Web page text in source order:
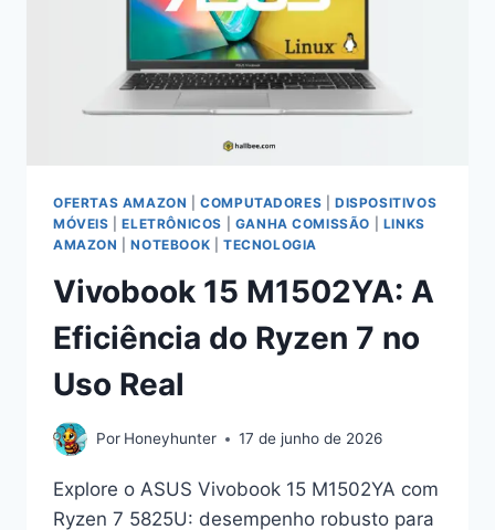
OFERTAS AMAZON |COMPUTADORES |DISPOSITIVOS
MÓVEIS |ELETRÔNICOS GANHA COMISSÃO
LINKS
AMAZON
|NOTEBOOK TECNOLOGIA
Vivobook 15 M1502YA: A
Eficiência do Ryzen 7 no
Uso Real
Por Honeyhunter 17 de junho de 2026
Explore o ASUS Vivobook 15 M1502YA com
Ryzen 7 5825U: desempenho robusto para